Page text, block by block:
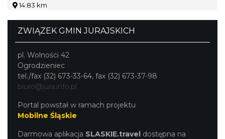
14.83 km
ZWIĄZEK GMIN JURAJSKICH
pl. Wolności 42
Ogrodzieniec
tel./fax (32) 673-33-64, fax (32) 673-37-98
biuro@jura.info.pl
Portal powstał w ramach projektu
Mobilne Śląskie
Darmowa aplikacja SLASKIE.travel dostępna na